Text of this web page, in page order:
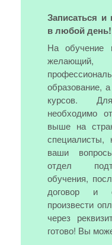
Записаться
в любой день!
На обучение
образование,
курсов.
необходимо
выше на
специалисты,
ваши
отдел
обучения,
договор и
произвести
через
готово! Вы